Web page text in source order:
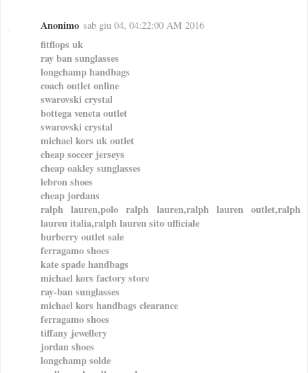
Anonimo sab giu 04, 04:22:00 AM 2016
fitflops uk
ray ban sunglasses
longchamp handbags
coach outlet online
swarovski crystal
bottega veneta outlet
swarovski crystal
michael kors uk outlet
cheap soccer jerseys
cheap oakley sunglasses
lebron shoes
cheap jordans
ralph lauren,polo ralph lauren,ralph lauren outlet,ralph
lauren italia,ralph lauren sito ufficiale
burberry outlet sale
ferragamo shoes
kate spade handbags
michael kors factory store
ray-ban sunglasses
michael kors handbags clearance
ferragamo shoes
tiffany jewellery
jordan shoes
longchamp solde